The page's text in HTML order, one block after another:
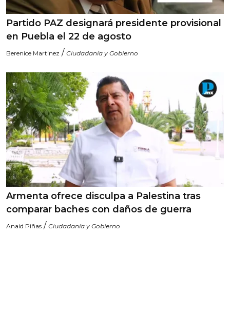
Partido PAZ designará presidente provisional
en Puebla el 22 de agosto
Berenice Martinez / Ciudadanía y Gobierno
Armenta ofrece disculpa a Palestina tras
comparar baches con daños de guerra
Anaid Piñas / Ciudadanía y Gobierno